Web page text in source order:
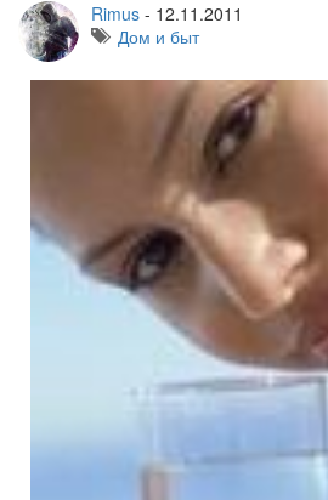
Rimus - 12.11.2011
Дом и быт